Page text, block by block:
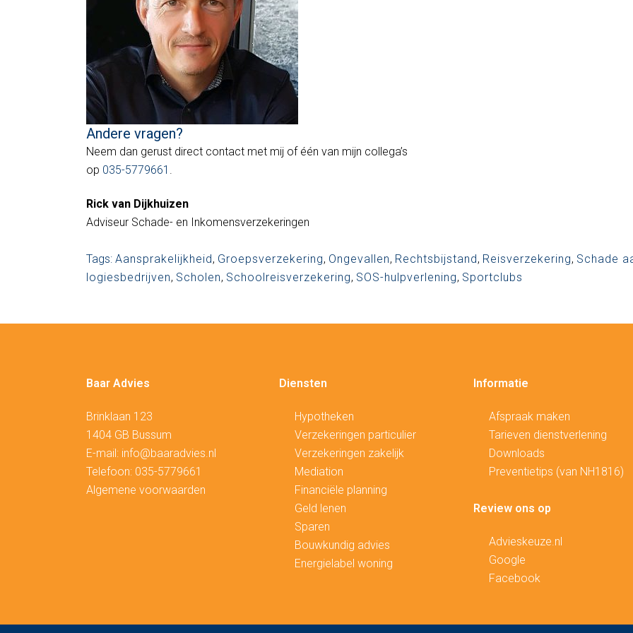
Andere vragen?
Neem dan gerust direct contact met mij of één van mijn collega’s
op 035-5779661 .
Rick van Dijkhuizen
Adviseur Schade- en Inkomensverzekeringen
Tags: Aansprakelijkheid, Groepsverzekering, Ongevallen, Rechtsbijstand, Reisverzekering, Schade
logiesbedrijven, Scholen, Schoolreisverzekering, SOS-hulpverlening, Sportclubs
Baar Advies
Brinklaan 123
1404 GB Bussum
E-mail: info@baaradvies.nl
Telefoon: 035-5779661
Algemene voorwaarden
Diensten
Hypotheken
Verzekeringen particulier
Verzekeringen zakelijk
Mediation
Financiële planning
Geld lenen
Sparen
Bouwkundig advies
Energielabel woning
Informatie
Afspraak maken
Tarieven dienstverlening
Downloads
Preventietips (van NH1816)
Review ons op
Advieskeuze.nl
Google
Facebook